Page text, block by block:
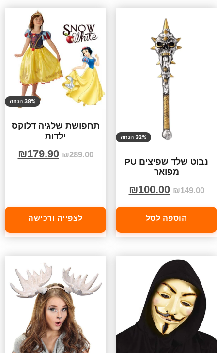
32% הנחה
נבוט שלד שפיצים PU
מפואר
₪149.00
₪100.00
הוספה לסל
38% הנחה
תחפושת שלגיה דלוקס
ילדות
₪289.00
₪179.90
לצפייה ורכישה